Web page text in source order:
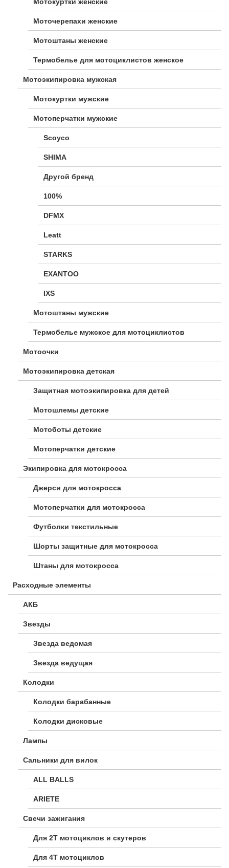
Моточерепахи женские
Мотоштаны женские
Термобелье для мотоциклистов женское
Мотоэкипировка мужская
Мотокуртки мужские
Мотоперчатки мужские
Scoyco
SHIMA
Другой бренд
100%
DFMX
Leatt
STARKS
EXANTOO
IXS
Мотоштаны мужские
Термобелье мужское для мотоциклистов
Мотоочки
Мотоэкипировка детская
Защитная мотоэкипировка для детей
Мотошлемы детские
Мотоботы детские
Мотоперчатки детские
Экипировка для мотокросса
Джерси для мотокросса
Мотоперчатки для мотокросса
Футболки текстильные
Шорты защитные для мотокросса
Штаны для мотокросса
Расходные элементы
АКБ
Звезды
Звезда ведомая
Звезда ведущая
Колодки
Колодки барабанные
Колодки дисковые
Лампы
Сальники для вилок
ALL BALLS
ARIETE
Свечи зажигания
Для 2Т мотоциклов и скутеров
Для 4Т мотоциклов